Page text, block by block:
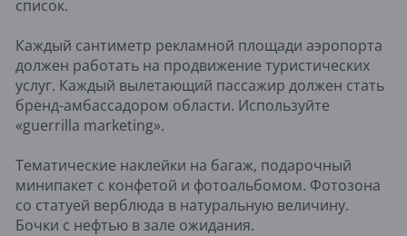
список.
Каждый сантиметр рекламной площади аэропорта
должен работать на продвижение туристических
услуг. Каждый вылетающий пассажир должен стать
бренд-амбассадором области. Используйте
«guerrilla marketing».
Тематические наклейки на багаж, подарочный
минипакет с конфетой и фотоальбомом. Фотозона
со статуей верблюда в натуральную величину.
Бочки с нефтью в зале ожидания.